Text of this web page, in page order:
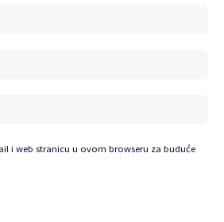
i web stranicu u ovom browseru za buduće